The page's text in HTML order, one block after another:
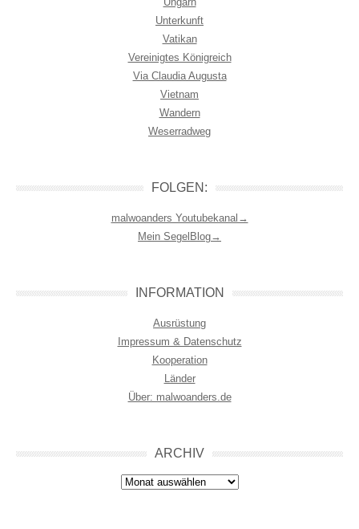
Unterkunft
Vatikan
Vereinigtes Königreich
Via Claudia Augusta
Vietnam
Wandern
Weserradweg
FOLGEN:
malwoanders Youtubekanal→
Mein SegelBlog→
INFORMATION
Ausrüstung
Impressum & Datenschutz
Kooperation
Länder
Über: malwoanders.de
ARCHIV
Archiv